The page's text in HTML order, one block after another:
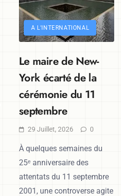
A L'INTERNATIONAL
Le maire de New-
York écarté de la
cérémonie du 11
septembre
29 Juillet, 2026 0
À quelques semaines du
25ᵉ anniversaire des
attentats du 11 septembre
2001, une controverse agite